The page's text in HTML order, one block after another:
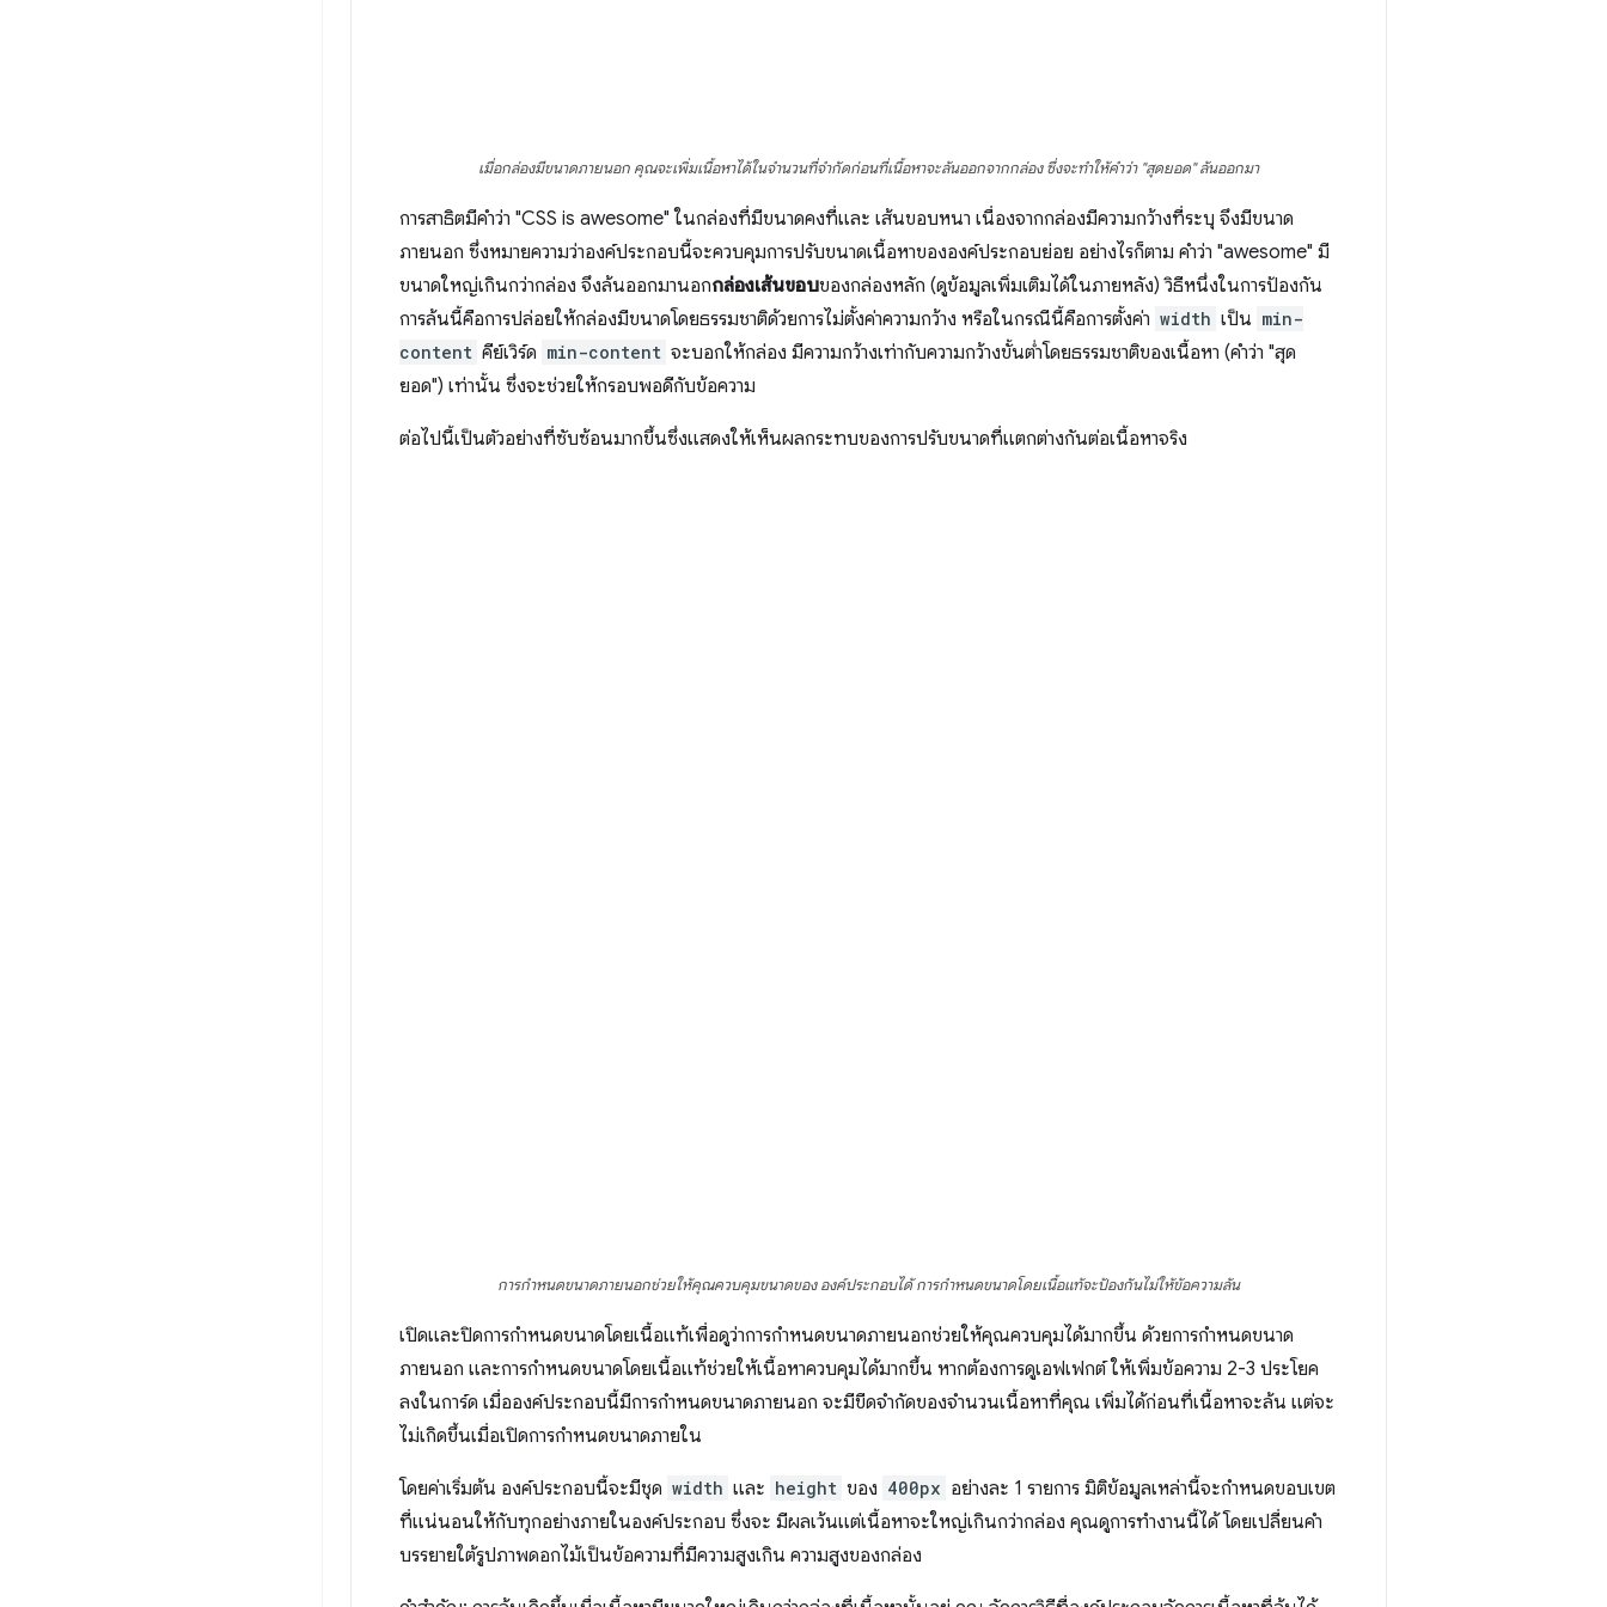
เมื่อกล่องมีขนาดภายนอก คุณจะเพิ่มเนื้อหาได้ในจำนวนที่จำกัดก่อนที่เนื้อหาจะล้นออกจากกล่อง ซึ่งจะทำให้คำว่า "สุดยอด" ล้นออกมา
การสาธิตมีคำว่า "CSS is awesome" ในกล่องที่มีขนาดคงที่และ เส้นขอบหนา เนื่องจากกล่องมีความกว้างที่ระบุ จึงมีขนาด
ภายนอก ซึ่งหมายความว่าองค์ประกอบนี้จะควบคุมการปรับขนาดเนื้อหาขององค์ประกอบย่อย อย่างไรก็ตาม คำว่า "awesome" มี
ขนาดใหญ่เกินกว่ากล่อง จึงล้นออกมานอกกล่องเส้นขอบของกล่องหลัก (ดูข้อมูลเพิ่มเติมได้ในภายหลัง) วิธีหนึ่งในการป้องกัน
การล้นนี้คือการปล่อยให้กล่องมีขนาดโดยธรรมชาติด้วยการไม่ตั้งค่าความกว้าง หรือในกรณีนี้คือการตั้งค่า width เป็น min-
content คีย์เวิร์ด min-content จะบอกให้กล่อง มีความกว้างเท่ากับความกว้างขั้นต่ำโดยธรรมชาติของเนื้อหา (คำว่า "สุด
ยอด") เท่านั้น ซึ่งจะช่วยให้กรอบพอดีกับข้อความ
ต่อไปนี้เป็นตัวอย่างที่ซับซ้อนมากขึ้นซึ่งแสดงให้เห็นผลกระทบของการปรับขนาดที่แตกต่างกันต่อเนื้อหาจริง
การกำหนดขนาดภายนอกช่วยให้คุณควบคุมขนาดของ องค์ประกอบได้ การกำหนดขนาดโดยเนื้อแท้จะป้องกันไม่ให้ข้อความล้น
เปิดและปิดการกำหนดขนาดโดยเนื้อแท้เพื่อดูว่าการกำหนดขนาดภายนอกช่วยให้คุณควบคุมได้มากขึ้น ด้วยการกำหนดขนาด
ภายนอก และการกำหนดขนาดโดยเนื้อแท้ช่วยให้เนื้อหาควบคุมได้มากขึ้น หากต้องการดูเอฟเฟกต์ ให้เพิ่มข้อความ 2-3 ประโยค
ลงในการ์ด เมื่อองค์ประกอบนี้มีการกำหนดขนาดภายนอก จะมีขีดจำกัดของจำนวนเนื้อหาที่คุณ เพิ่มได้ก่อนที่เนื้อหาจะล้น แต่จะ
ไม่เกิดขึ้นเมื่อเปิดการกำหนดขนาดภายใน
โดยค่าเริ่มต้น องค์ประกอบนี้จะมีชุด width และ height ของ 400px อย่างละ 1 รายการ มิติข้อมูลเหล่านี้จะกำหนดขอบเขต
ที่แน่นอนให้กับทุกอย่างภายในองค์ประกอบ ซึ่งจะ มีผลเว้นแต่เนื้อหาจะใหญ่เกินกว่ากล่อง คุณดูการทำงานนี้ได้ โดยเปลี่ยนคำ
บรรยายใต้รูปภาพดอกไม้เป็นข้อความที่มีความสูงเกิน ความสูงของกล่อง